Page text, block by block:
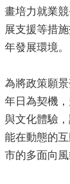
詞
彙
Facebook
Line
隱
私
權
安
畫培力就業
展支援等措
年發展環境。
為將政策願
年日為契機
與文化體驗
能在動態的
市的多面向風